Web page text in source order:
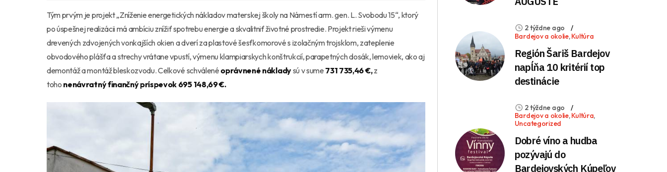
Tým prvým je projekt „Zníženie energetických nákladov materskej školy na Námestí arm. gen. L. Svobodu 15“, ktorý
po úspešnej realizácii má ambíciu znížiť spotrebu energie a skvalitniť životné prostredie. Projekt rieši výmenu
drevených zdvojených vonkajších okien a dverí za plastové šesťkomorové s izolačným trojsklom, zateplenie
obvodového plášťa a strechy vrátane vpustí, výmenu klampiarskych konštrukcií, parapetných dosák, lemoviek, ako aj
demontáž a montáž bleskozvodu. Celkové schválené oprávnené nákladysú v sume 731 735,46 €,z
toho nenávratný finančný príspevok 695 148,69 €.
2 týždne ago
Bardejov a okolie,Kultúra
Región Šariš Bardejov
napĺňa 10 kritérií top
destinácie
2 týždne ago
Bardejov a okolie,Kultúra,
Uncategorized
Dobré víno a hudba
pozývajú do
Bardejovských Kúpeľov